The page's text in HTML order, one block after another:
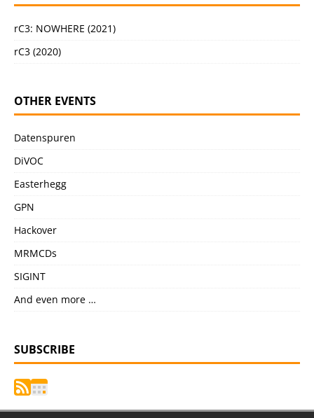
rC3: NOWHERE (2021)
rC3 (2020)
OTHER EVENTS
Datenspuren
DiVOC
Easterhegg
GPN
Hackover
MRMCDs
SIGINT
And even more …
SUBSCRIBE